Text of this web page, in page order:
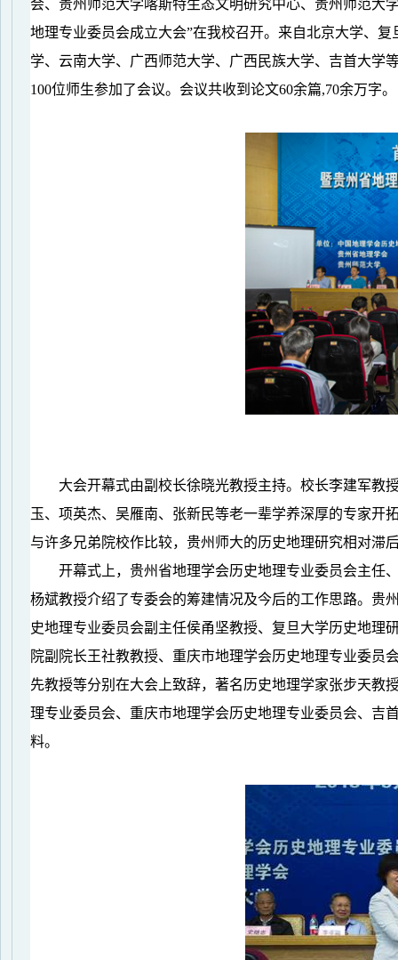
会、贵州师范大学喀斯特生态文明研究中心、贵州师范大
地理专业委员会成立大会”在我校召开。来自北京大学、
学、云南大学、广西师范大学、广西民族大学、吉首大学
100位师生参加了会议。会议共收到论文60余篇,70余万字。
大会开幕式由副校长徐晓光教授主持。校长李建军教
玉、项英杰、吴雁南、张新民等老一辈学养深厚的专家开
与许多兄弟院校作比较，贵州师大的历史地理研究相对滞
开幕式上，贵州省地理学会历史地理专业委员会主任
杨斌教授介绍了专委会的筹建情况及今后的工作思路。贵
史地理专业委员会副主任侯甬坚教授、复旦大学历史地理
院副院长王社教教授、重庆市地理学会历史地理专业委
先教授等分别在大会上致辞，著名历史地理学家张步天教
理专业委员会、重庆市地理学会历史地理专业委员会、吉
料。